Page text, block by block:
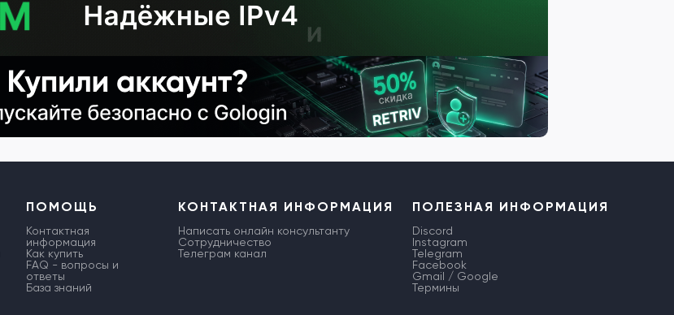
ПОМОЩЬ
Контактная
информация
Как купить
FAQ - вопросы и
ответы
База знаний
КОНТАКТНАЯ ИНФОРМАЦИЯ
Написать онлайн консультанту
Сотрудничество
Телеграм канал
ПОЛЕЗНАЯ ИНФОРМАЦИЯ
Discord
Instagram
Telegram
Facebook
Gmail / Google
Термины